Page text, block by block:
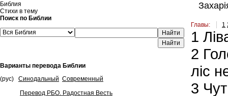
Библия
Стихи в тему
Поиск по Библии
Найти
Варианты перевода Библии
(рус)
Синодальный Современный
Перевод РБО. Радостная Весть
Главы: 1
1
2
ліс
3